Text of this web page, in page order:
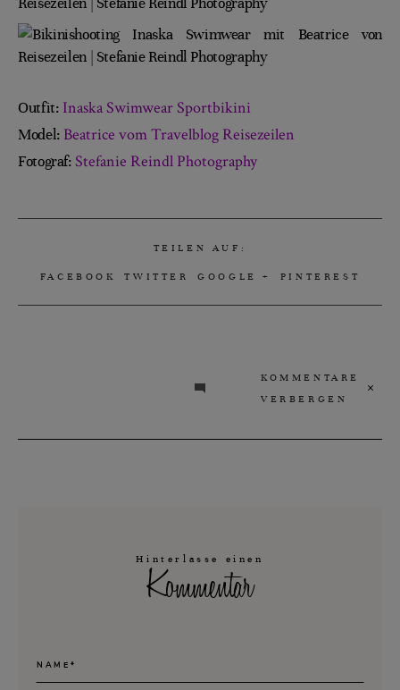
Outfit: Inaska Swimwear Sportbikini
Model: Beatrice vom Travelblog Reisezeilen
Fotograf:Stefanie Reindl Photography
TEILEN AUF:
FACEBOOK TWITTER GOOGLE + PINTEREST
KOMMENTARE
VERBERGEN
Hinterlasse einen
Kommentar